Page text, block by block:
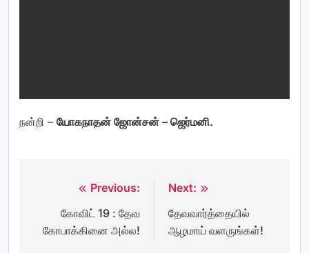
நன்றி – யோகநாதன் ஜோன்சன் – ஜெர்மனி.
navigation
Previous:
கோவிட் 19 : தேவ
கோபாக்கினை அல்ல!
Next:
தேவவார்த்தையில்
ஆழமாய் வளருங்கள்!